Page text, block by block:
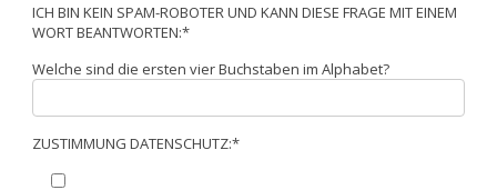
ICH BIN KEIN SPAM-ROBOTER UND KANN DIESE FRAGE MIT EINEM
WORT BEANTWORTEN:*
Welche sind die ersten vier Buchstaben im Alphabet?
ZUSTIMMUNG DATENSCHUTZ:*